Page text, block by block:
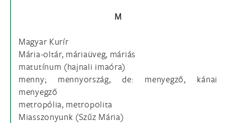
M
Magyar Kurír
Mária-oltár, máriaüveg, máriás
matutínum (hajnali imaóra)
menny; mennyország, de: menyegző, kánai
menyegző
metropólia, metropolita
Miasszonyunk (Szűz Mária)